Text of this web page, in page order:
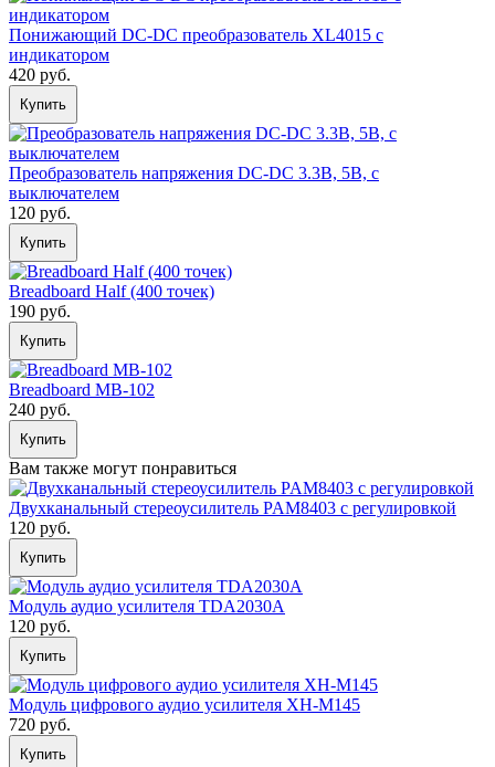
Понижающий DC-DС преобразователь XL4015 с
индикатором
420 руб.
Купить
Преобразователь напряжения DC-DC 3.3В, 5В, с
выключателем
120 руб.
Купить
Breadboard Half (400 точек)
190 руб.
Купить
Breadboard MB-102
240 руб.
Купить
Вам также могут понравиться
Двухканальный стереоусилитель PAM8403 c регулировкой
120 руб.
Купить
Модуль аудио усилителя TDA2030A
120 руб.
Купить
Модуль цифрового аудио усилителя XH-M145
720 руб.
Купить